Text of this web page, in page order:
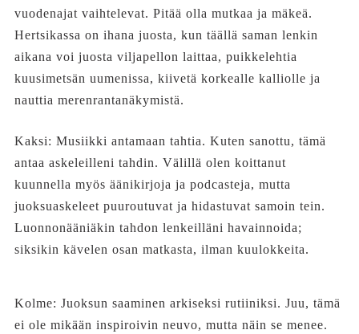
vuodenajat vaihtelevat. Pitää olla mutkaa ja mäkeä.
Hertsikassa on ihana juosta, kun täällä saman lenkin
aikana voi juosta viljapellon laittaa, puikkelehtia
kuusimetsän uumenissa, kiivetä korkealle kalliolle ja
nauttia merenrantanäkymistä.
Kaksi: Musiikki antamaan tahtia. Kuten sanottu, tämä
antaa askeleilleni tahdin. Välillä olen koittanut
kuunnella myös äänikirjoja ja podcasteja, mutta
juoksuaskeleet puuroutuvat ja hidastuvat samoin tein.
Luonnonääniäkin tahdon lenkeilläni havainnoida;
siksikin kävelen osan matkasta, ilman kuulokkeita.
Kolme: Juoksun saaminen arkiseksi rutiiniksi. Juu, tämä
ei ole mikään inspiroivin neuvo, mutta näin se menee.